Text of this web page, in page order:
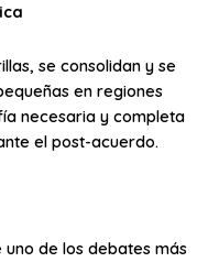
se consolidan y se
en regiones
necesaria y completa
el post-acuerdo.
de los debates más